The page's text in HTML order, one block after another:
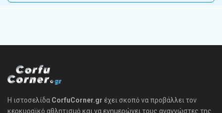
Η ιστοσελίδα CorfuCorner.gr έχει σκοπό να προβάλλει τον
κερκυραϊκό αθλητισμό και να ενημερώνει τους αναγνώστες της